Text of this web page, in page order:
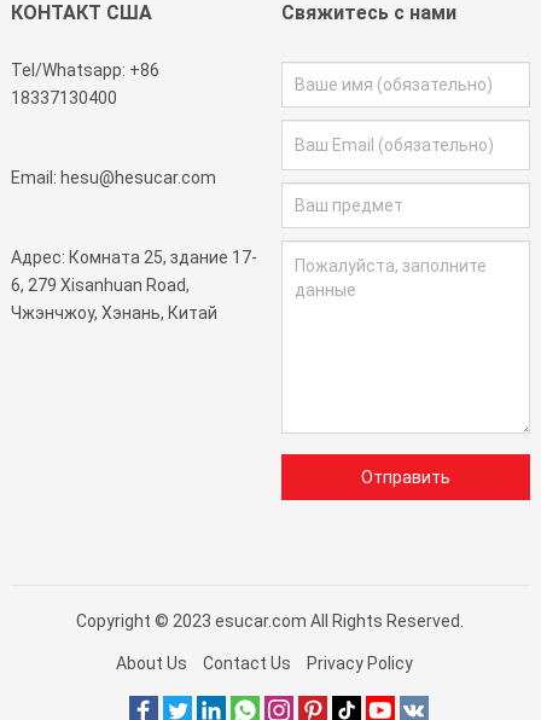
КОНТАКТ США
Tel/Whatsapp: +86
18337130400
Email: hesu@hesucar.com
Адрес: Комната 25, здание 17-
6, 279 Xisanhuan Road,
Чжэнчжоу, Хэнань, Китай
Свяжитесь с нами
Отправить
Copyright © 2023esucar.com All Rights Reserved.
About Us Contact Us Privacy Policy